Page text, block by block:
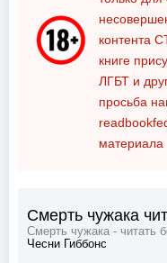
контента
книге
ЛГБТ и
просьба
материала
Смерть чужака
Смерть чужака - читать
Чесни Гиббонс